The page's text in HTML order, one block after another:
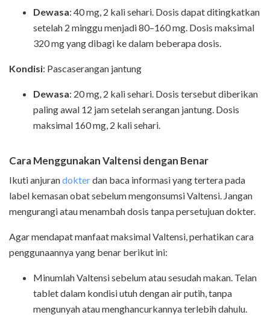
Dewasa: 40 mg, 2 kali sehari. Dosis dapat ditingkatkan
setelah 2 minggu menjadi 80–160 mg. Dosis maksimal
320 mg yang dibagi ke dalam beberapa dosis.
Kondisi: Pascaserangan jantung
Dewasa: 20 mg, 2 kali sehari. Dosis tersebut diberikan
paling awal 12 jam setelah serangan jantung. Dosis
maksimal 160 mg, 2 kali sehari.
Cara Menggunakan Valtensi dengan Benar
Ikuti anjurandokterdan baca informasi yang tertera pada
label kemasan obat sebelum mengonsumsi Valtensi. Jangan
mengurangi atau menambah dosis tanpa persetujuan dokter.
Agar mendapat manfaat maksimal Valtensi, perhatikan cara
penggunaannya yang benar berikut ini:
Minumlah Valtensi sebelum atau sesudah makan. Telan
tablet dalam kondisi utuh dengan air putih, tanpa
mengunyah atau menghancurkannya terlebih dahulu.